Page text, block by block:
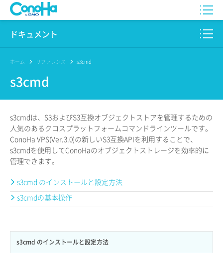
WING
for GAME
Pencil
サービス一覧
ドキュメント
このサイトについて
プロダクト
リリースノート
ホーム リファレンス s3cmd
s3cmd
s3cmd のインストールと設定方法
s3cmdは、S3およびS3互換オブジェクトストアを管理するための
人気のあるクロスプラットフォームコマンドラインツールです。
ConoHa VPS(Ver.3.0)の新しいS3互換APIを利用することで、
s3cmdを使用してConoHaのオブジェクトストレージを効率的に
管理できます。
s3cmd のインストールと設定方法
s3cmdの基本操作